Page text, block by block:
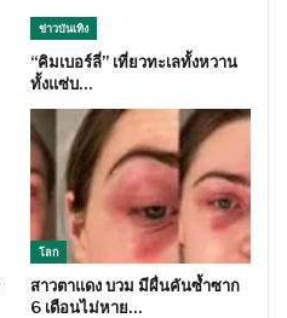
ข่าวบันเทิง
“คิมเบอร์ลี่” เที่ยวทะเลทั้งหวาน
ทั้งแซ่บ…
โลก
สาวตาแดง บวม มีผื่นคันซ้ำซาก
6 เดือนไม่หาย…